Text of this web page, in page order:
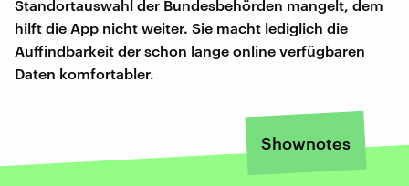
Standortauswahl der Bundesbehörden mangelt, dem
hilft die App nicht weiter. Sie macht lediglich die
Auffindbarkeit der schon lange online verfügbaren
Daten komfortabler.
Shownotes